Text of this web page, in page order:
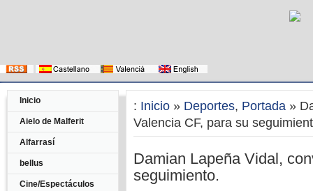
Inicio
Aielo de Malferit
Alfarrasí
bellus
Cine/Espectáculos
: Inicio » Deportes, Portada »
Valencia CF, para su
Damian Lapeña Vidal,
seguimiento.